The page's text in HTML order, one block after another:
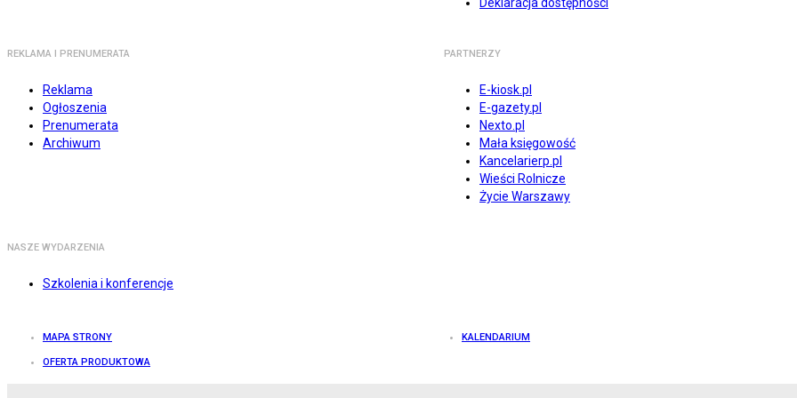
REKLAMA I PRENUMERATA
Reklama
Ogłoszenia
Prenumerata
Archiwum
PARTNERZY
E-kiosk.pl
E-gazety.pl
Nexto.pl
Mała księgowość
Kancelarierp.pl
Wieści Rolnicze
Życie Warszawy
NASZE WYDARZENIA
Szkolenia i konferencje
MAPA STRONY KALENDARIUM
OFERTA PRODUKTOWA